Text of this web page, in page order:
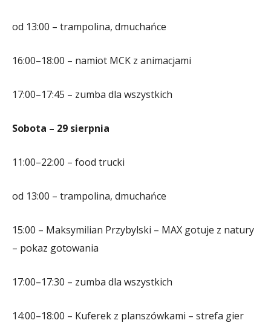
od 13:00 – trampolina, dmuchańce
16:00–18:00 – namiot MCK z animacjami
17:00–17:45 – zumba dla wszystkich
Sobota – 29 sierpnia
11:00–22:00 – food trucki
od 13:00 – trampolina, dmuchańce
15:00 – Maksymilian Przybylski – MAX gotuje z natury
– pokaz gotowania
17:00–17:30 – zumba dla wszystkich
14:00–18:00 – Kuferek z planszówkami – strefa gier